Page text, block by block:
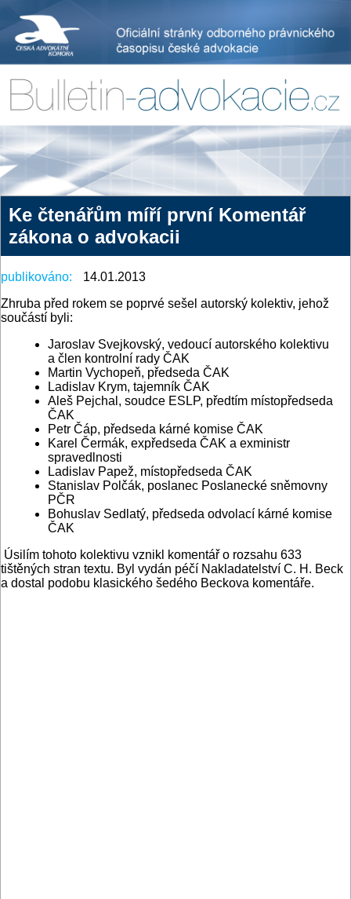
Ke čtenářům míří první Komentář
zákona o advokacii
publikováno:
14.01.2013
Zhruba před rokem se poprvé sešel autorský kolektiv, jehož
součástí byli:
Jaroslav Svejkovský, vedoucí autorského kolektivu
a člen kontrolní rady ČAK
Martin Vychopeň, předseda ČAK
Ladislav Krym, tajemník ČAK
Aleš Pejchal, soudce ESLP, předtím místopředseda
ČAK
Petr Čáp, předseda kárné komise ČAK
Karel Čermák, expředseda ČAK a exministr
spravedlnosti
Ladislav Papež, místopředseda ČAK
Stanislav Polčák, poslanec Poslanecké sněmovny
PČR
Bohuslav Sedlatý, předseda odvolací kárné komise
ČAK
Úsilím tohoto kolektivu vznikl komentář o rozsahu 633
tištěných stran textu. Byl vydán péčí Nakladatelství C. H. Beck
a dostal podobu klasického šedého Beckova komentáře.